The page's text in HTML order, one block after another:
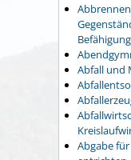
Abfall und
Abgabe